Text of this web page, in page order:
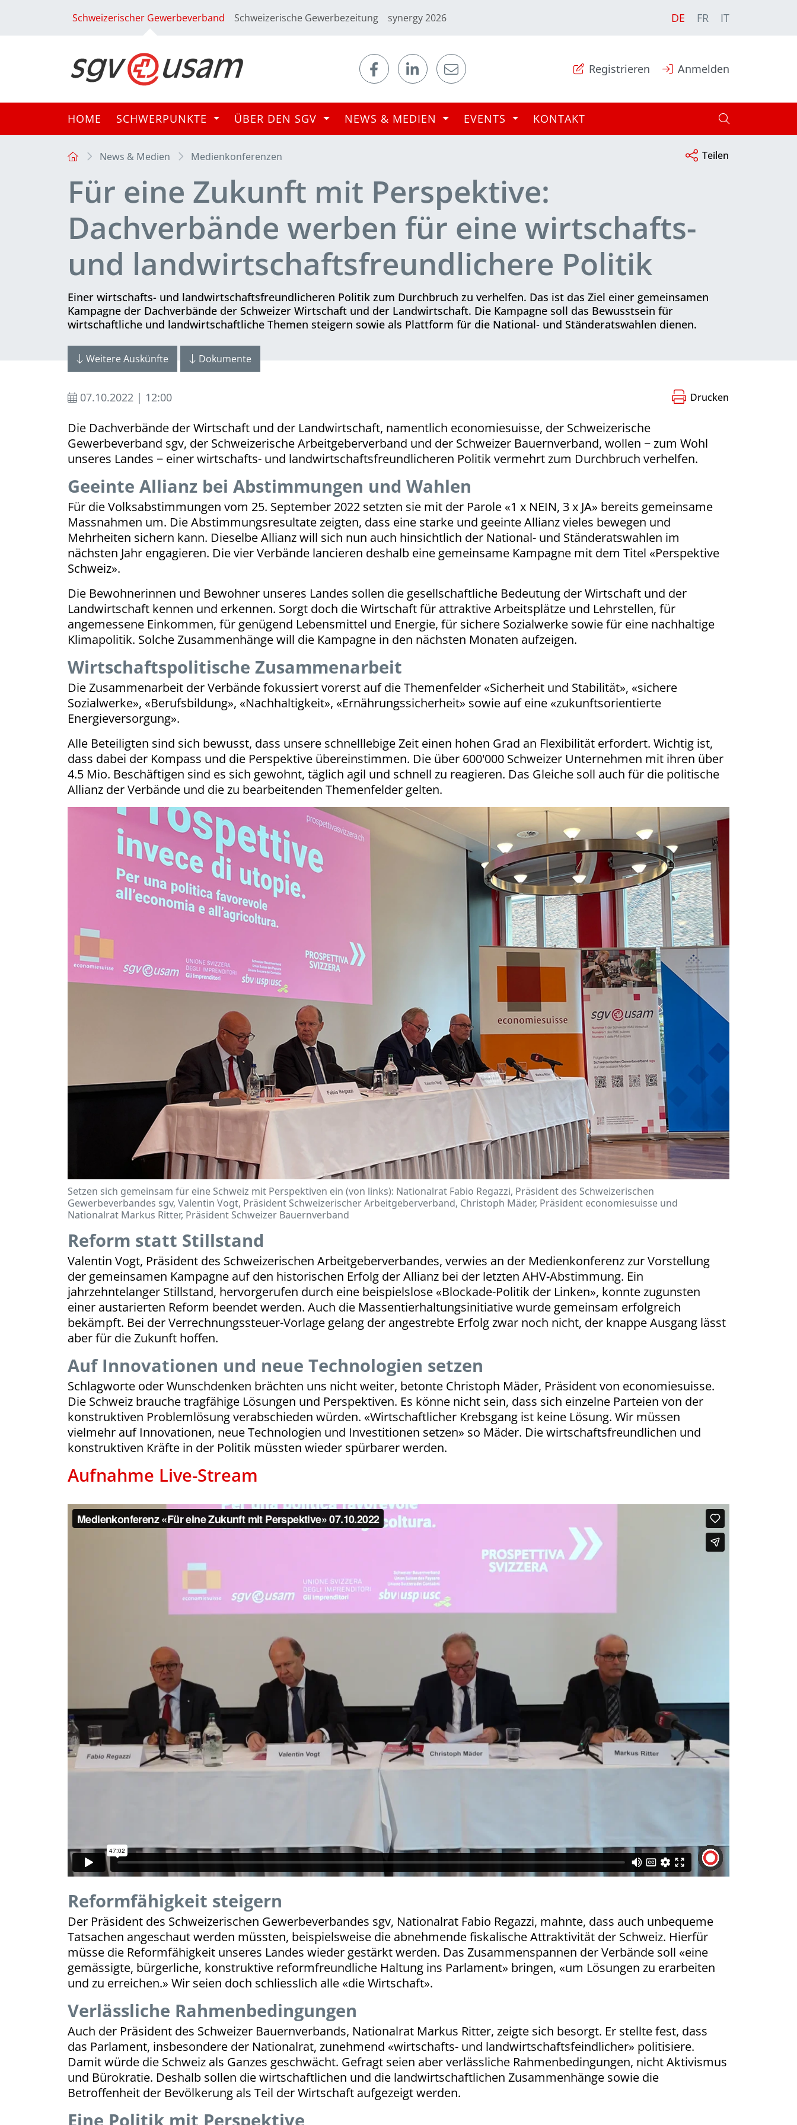
Schweizerischer Gewerbeverband Schweizerische Gewerbezeitung synergy 2026 DE FR IT
Registrieren Anmelden
HOME SCHWERPUNKTE ÜBER DEN SGV NEWS & MEDIEN EVENTS KONTAKT
News & Medien Medienkonferenzen Teilen
Für eine Zukunft mit Perspektive:
Dachverbände werben für eine wirtschafts-
und landwirtschaftsfreundlichere Politik
Einer wirtschafts- und landwirtschaftsfreundlicheren Politik zum Durchbruch zu verhelfen. Das ist das Ziel einer gemeinsamen
Kampagne der Dachverbände der Schweizer Wirtschaft und der Landwirtschaft. Die Kampagne soll das Bewusstsein für
wirtschaftliche und landwirtschaftliche Themen steigern sowie als Plattform für die National- und Ständeratswahlen dienen.
Weitere Auskünfte Dokumente
07.10.2022 | 12:00 Drucken
Die Dachverbände der Wirtschaft und der Landwirtschaft, namentlich economiesuisse, der Schweizerische
Gewerbeverband sgv, der Schweizerische Arbeitgeberverband und der Schweizer Bauernverband, wollen − zum Wohl
unseres Landes − einer wirtschafts- und landwirtschaftsfreundlicheren Politik vermehrt zum Durchbruch verhelfen.
Geeinte Allianz bei Abstimmungen und Wahlen
Für die Volksabstimmungen vom 25. September 2022 setzten sie mit der Parole «1 x NEIN, 3 x JA» bereits gemeinsame
Massnahmen um. Die Abstimmungsresultate zeigten, dass eine starke und geeinte Allianz vieles bewegen und
Mehrheiten sichern kann. Dieselbe Allianz will sich nun auch hinsichtlich der National- und Ständeratswahlen im
nächsten Jahr engagieren. Die vier Verbände lancieren deshalb eine gemeinsame Kampagne mit dem Titel «Perspektive
Schweiz».
Die Bewohnerinnen und Bewohner unseres Landes sollen die gesellschaftliche Bedeutung der Wirtschaft und der
Landwirtschaft kennen und erkennen. Sorgt doch die Wirtschaft für attraktive Arbeitsplätze und Lehrstellen, für
angemessene Einkommen, für genügend Lebensmittel und Energie, für sichere Sozialwerke sowie für eine nachhaltige
Klimapolitik. Solche Zusammenhänge will die Kampagne in den nächsten Monaten aufzeigen.
Wirtschaftspolitische Zusammenarbeit
Die Zusammenarbeit der Verbände fokussiert vorerst auf die Themenfelder «Sicherheit und Stabilität», «sichere
Sozialwerke», «Berufsbildung», «Nachhaltigkeit», «Ernährungssicherheit» sowie auf eine «zukunftsorientierte
Energieversorgung».
Alle Beteiligten sind sich bewusst, dass unsere schnelllebige Zeit einen hohen Grad an Flexibilität erfordert. Wichtig ist,
dass dabei der Kompass und die Perspektive übereinstimmen. Die über 600'000 Schweizer Unternehmen mit ihren über
4.5 Mio. Beschäftigen sind es sich gewohnt, täglich agil und schnell zu reagieren. Das Gleiche soll auch für die politische
Allianz der Verbände und die zu bearbeitenden Themenfelder gelten.
Setzen sich gemeinsam für eine Schweiz mit Perspektiven ein (von links): Nationalrat Fabio Regazzi, Präsident des Schweizerischen
Gewerbeverbandes sgv, Valentin Vogt, Präsident Schweizerischer Arbeitgeberverband, Christoph Mäder, Präsident economiesuisse und
Nationalrat Markus Ritter, Präsident Schweizer Bauernverband
Reform statt Stillstand
Valentin Vogt, Präsident des Schweizerischen Arbeitgeberverbandes, verwies an der Medienkonferenz zur Vorstellung
der gemeinsamen Kampagne auf den historischen Erfolg der Allianz bei der letzten AHV-Abstimmung. Ein
jahrzehntelanger Stillstand, hervorgerufen durch eine beispielslose «Blockade-Politik der Linken», konnte zugunsten
einer austarierten Reform beendet werden. Auch die Massentierhaltungsinitiative wurde gemeinsam erfolgreich
bekämpft. Bei der Verrechnungssteuer-Vorlage gelang der angestrebte Erfolg zwar noch nicht, der knappe Ausgang lässt
aber für die Zukunft hoffen.
Auf Innovationen und neue Technologien setzen
Schlagworte oder Wunschdenken brächten uns nicht weiter, betonte Christoph Mäder, Präsident von economiesuisse.
Die Schweiz brauche tragfähige Lösungen und Perspektiven. Es könne nicht sein, dass sich einzelne Parteien von der
konstruktiven Problemlösung verabschieden würden. «Wirtschaftlicher Krebsgang ist keine Lösung. Wir müssen
vielmehr auf Innovationen, neue Technologien und Investitionen setzen» so Mäder. Die wirtschaftsfreundlichen und
konstruktiven Kräfte in der Politik müssten wieder spürbarer werden.
Aufnahme Live-Stream
Reformfähigkeit steigern
Der Präsident des Schweizerischen Gewerbeverbandes sgv, Nationalrat Fabio Regazzi, mahnte, dass auch unbequeme
Tatsachen angeschaut werden müssten, beispielsweise die abnehmende fiskalische Attraktivität der Schweiz. Hierfür
müsse die Reformfähigkeit unseres Landes wieder gestärkt werden. Das Zusammenspannen der Verbände soll «eine
gemässigte, bürgerliche, konstruktive reformfreundliche Haltung ins Parlament» bringen, «um Lösungen zu erarbeiten
und zu erreichen.» Wir seien doch schliesslich alle «die Wirtschaft».
Verlässliche Rahmenbedingungen
Auch der Präsident des Schweizer Bauernverbands, Nationalrat Markus Ritter, zeigte sich besorgt. Er stellte fest, dass
das Parlament, insbesondere der Nationalrat, zunehmend «wirtschafts- und landwirtschaftsfeindlicher» politisiere.
Damit würde die Schweiz als Ganzes geschwächt. Gefragt seien aber verlässliche Rahmenbedingungen, nicht Aktivismus
und Bürokratie. Deshalb sollen die wirtschaftlichen und die landwirtschaftlichen Zusammenhänge sowie die
Betroffenheit der Bevölkerung als Teil der Wirtschaft aufgezeigt werden.
Eine Politik mit Perspektive